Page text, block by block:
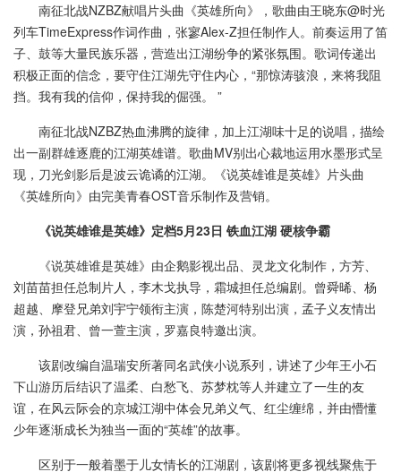
南征北战NZBZ献唱片头曲《英雄所向》，歌曲由王晓东@时光
列车TimeExpress作词作曲，张寥Alex-Z担任制作人。前奏运用了笛
子、鼓等大量民族乐器，营造出江湖纷争的紧张氛围。歌词传递出
积极正面的信念，要守住江湖先守住内心，“那惊涛骇浪，来将我阻
挡。我有我的信仰，保持我的倔强。 ”
南征北战NZBZ热血沸腾的旋律，加上江湖味十足的说唱，描绘
出一副群雄逐鹿的江湖英雄谱。歌曲MV别出心裁地运用水墨形式呈
现，刀光剑影后是波云诡谲的江湖。《说英雄谁是英雄》片头曲
《英雄所向》由完美青春OST音乐制作及营销。
《说英雄谁是英雄》定档5月23日 铁血江湖 硬核争霸
《说英雄谁是英雄》由企鹅影视出品、灵龙文化制作，方芳、
刘苗苗担任总制片人，李木戈执导，霜城担任总编剧。曾舜晞、杨
超越、摩登兄弟刘宇宁领衔主演，陈楚河特别出演，孟子义友情出
演，孙祖君、曾一萱主演，罗嘉良特邀出演。
该剧改编自温瑞安所著同名武侠小说系列，讲述了少年王小石
下山游历后结识了温柔、白愁飞、苏梦枕等人并建立了一生的友
谊，在风云际会的京城江湖中体会兄弟义气、红尘缠绵，并由懵懂
少年逐渐成长为独当一面的“英雄”的故事。
区别于一般着墨于儿女情长的江湖剧，该剧将更多视线聚焦于